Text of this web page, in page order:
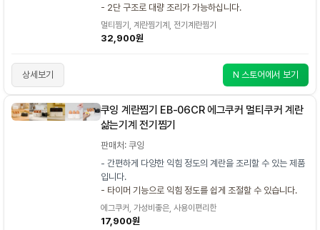
- 2단 구조로 대량 조리가 가능하십니다.
멀티찜기, 계란찜기계, 전기계란찜기
32,900원
상세보기 N 스토어에서 보기
쿠잉 계란찜기 EB-06CR 에그쿠커 멀티쿠커 계란
삶는기계 전기찜기
판매처: 쿠잉
- 간편하게 다양한 익힘 정도의 계란을 조리할 수 있는 제품
입니다.
- 타이머 기능으로 익힘 정도를 쉽게 조절할 수 있습니다.
에그쿠커, 가성비좋은, 사용이편리한
17,900원